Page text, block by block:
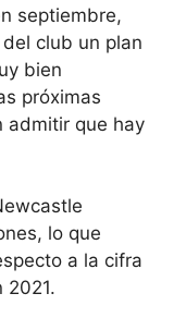
septiembre,
club un plan
bien
próximas
admitir que hay
lo que
a la cifra
2021.